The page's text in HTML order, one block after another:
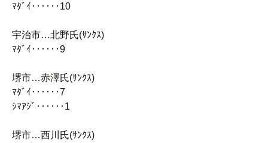
ﾏﾀﾞｲ‥‥‥10
宇治市…北野氏(ｻﾝｸｽ)
ﾏﾀﾞｲ‥‥‥9
堺市…赤澤氏(ｻﾝｸｽ)
ﾏﾀﾞｲ‥‥‥7
ｼﾏｱｼﾞ‥‥‥1
堺市…西川氏(ｻﾝｸｽ)